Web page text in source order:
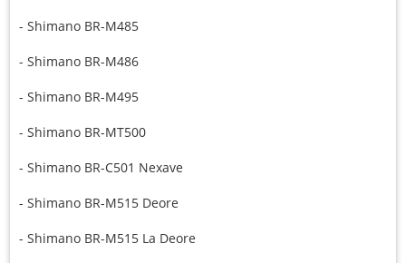
- Shimano BR-M485
- Shimano BR-M486
- Shimano BR-M495
- Shimano BR-MT500
- Shimano BR-C501 Nexave
- Shimano BR-M515 Deore
- Shimano BR-M515 La Deore